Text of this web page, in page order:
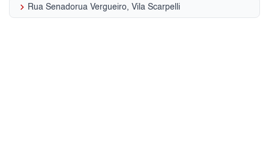
keyboard_arrow_right Rua Senadorua Vergueiro, Vila Scarpelli